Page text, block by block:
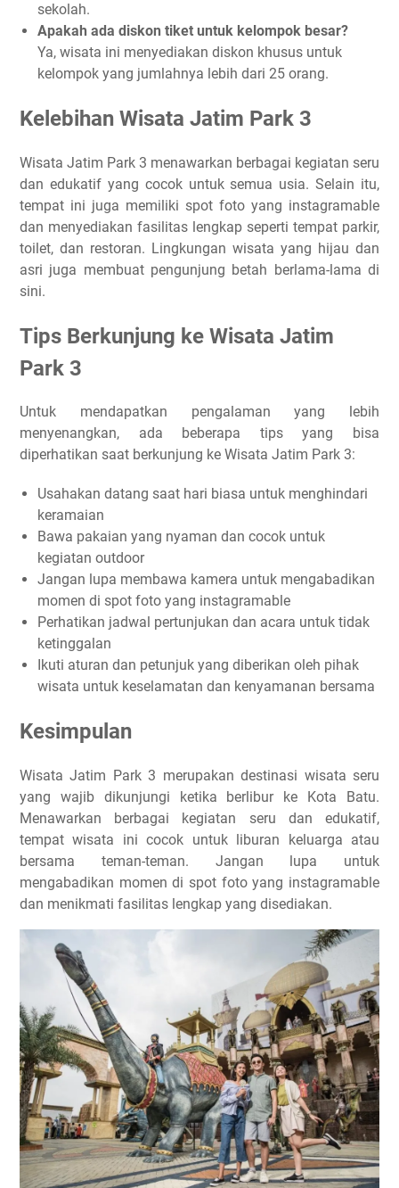
sekolah.
Apakah ada diskon tiket untuk kelompok besar?
Ya, wisata ini menyediakan diskon khusus untuk
kelompok yang jumlahnya lebih dari 25 orang.
Kelebihan Wisata Jatim Park 3
Wisata Jatim Park 3 menawarkan berbagai kegiatan seru
dan edukatif yang cocok untuk semua usia. Selain itu,
tempat ini juga memiliki spot foto yang instagramable
dan menyediakan fasilitas lengkap seperti tempat parkir,
toilet, dan restoran. Lingkungan wisata yang hijau dan
asri juga membuat pengunjung betah berlama-lama di
sini.
Tips Berkunjung ke Wisata Jatim
Park 3
Untuk mendapatkan pengalaman yang lebih
menyenangkan, ada beberapa tips yang bisa
diperhatikan saat berkunjung ke Wisata Jatim Park 3:
Usahakan datang saat hari biasa untuk menghindari
keramaian
Bawa pakaian yang nyaman dan cocok untuk
kegiatan outdoor
Jangan lupa membawa kamera untuk mengabadikan
momen di spot foto yang instagramable
Perhatikan jadwal pertunjukan dan acara untuk tidak
ketinggalan
Ikuti aturan dan petunjuk yang diberikan oleh pihak
wisata untuk keselamatan dan kenyamanan bersama
Kesimpulan
Wisata Jatim Park 3 merupakan destinasi wisata seru
yang wajib dikunjungi ketika berlibur ke Kota Batu.
Menawarkan berbagai kegiatan seru dan edukatif,
tempat wisata ini cocok untuk liburan keluarga atau
bersama teman-teman. Jangan lupa untuk
mengabadikan momen di spot foto yang instagramable
dan menikmati fasilitas lengkap yang disediakan.